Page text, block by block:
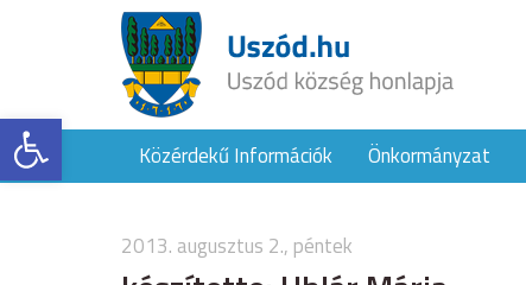
Eszköztár megnyitásaKözérdekű Információk Önkormányzat
2013. augusztus 2., péntek